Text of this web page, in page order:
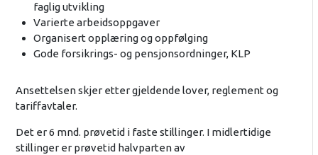
faglig utvikling
Varierte arbeidsoppgaver
Organisert opplæring og oppfølging
Gode forsikrings- og pensjonsordninger, KLP
Ansettelsen skjer etter gjeldende lover, reglement og
tariffavtaler.
Det er 6 mnd. prøvetid i faste stillinger. I midlertidige
stillinger er prøvetid halvparten av